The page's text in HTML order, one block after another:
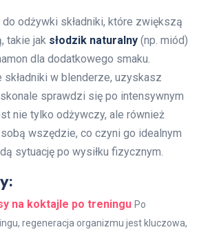
odżywki składniki, które zwiększą
takie jak słodzik naturalny (np. miód)
dla dodatkowego smaku.
w blenderze, uzyskasz
sprawdzi się po intensywnym
nie tylko odżywczy, ale również
wszędzie, co czyni go idealnym
sytuację po wysiłku fizycznym.
na koktajle po treningu Po
regeneracja organizmu jest kluczowa,